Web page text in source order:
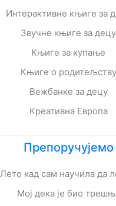
Интерактивне књиге за
Звучне књиге за децу
Књиге за купање
Књиге о родитељству
Вежбанке за децу
Креативна Европа
Препоручујемо
Лето кад сам научила да
Мој дека је био